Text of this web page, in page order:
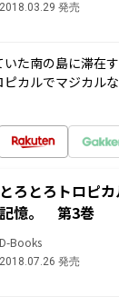
2018.03.29 発売
た南の島に滞在
カルでマジカル
とろとろトロピ
記憶。 第3巻
D-Books
2018.07.26 発売